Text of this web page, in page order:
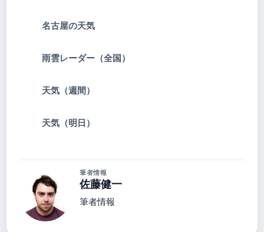
名古屋の天気
雨雲レーダー（全国）
天気（週間）
天気（明日）
筆者情報
佐藤健一
筆者情報